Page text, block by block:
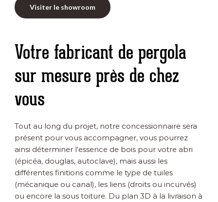
Visiter le showroom
Votre fabricant de pergola
sur mesure près de chez
vous
Tout au long du projet, notre concessionnaire sera
présent pour vous accompagner, vous pourrez
ainsi déterminer l’essence de bois pour votre abri
(épicéa, douglas, autoclave), mais aussi les
différentes finitions comme le type de tuiles
(mécanique ou canal), les liens (droits ou incurvés)
ou encore la sous toiture. Du plan 3D à la livraison à